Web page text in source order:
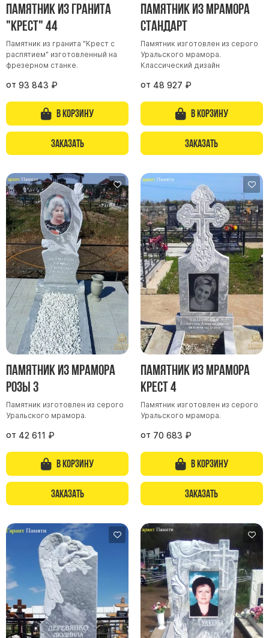
Памятник из гранита
"Крест" 44
Памятник из гранита "Крест с
распятием" изготовленный на
фрезерном станке.
от 93 843 ₽
В корзину
Заказать
Памятник из мрамора
Стандарт
Памятник изготовлен из серого
Уральского мрамора.
Классический дизайн
от 48 927 ₽
В корзину
Заказать
Памятник из мрамора
Розы 3
Памятник изготовлен из серого
Уральского мрамора.
от 42 611 ₽
В корзину
Заказать
Памятник из мрамора
Крест 4
Памятник изготовлен из серого
Уральского мрамора.
от 70 683 ₽
В корзину
Заказать